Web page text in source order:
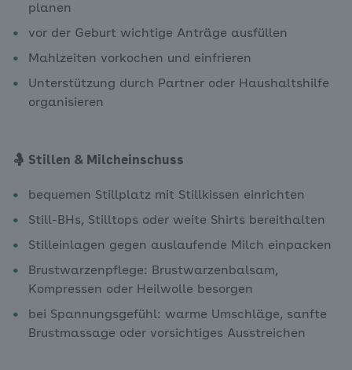
planen
vor der Geburt wichtige Anträge ausfüllen
Mahlzeiten vorkochen und einfrieren
Unterstützung durch Partner oder Haushaltshilfe
organisieren
🤱 Stillen & Milcheinschuss
bequemen Stillplatz mit Stillkissen einrichten
Still-BHs, Stilltops oder weite Shirts bereithalten
Stilleinlagen gegen auslaufende Milch einpacken
Brustwarzenpflege: Brustwarzenbalsam,
Kompressen oder Heilwolle besorgen
bei Spannungsgefühl: warme Umschläge, sanfte
Brustmassage oder vorsichtiges Ausstreichen